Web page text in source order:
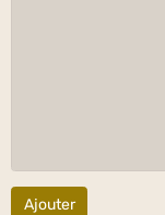
Ajouter